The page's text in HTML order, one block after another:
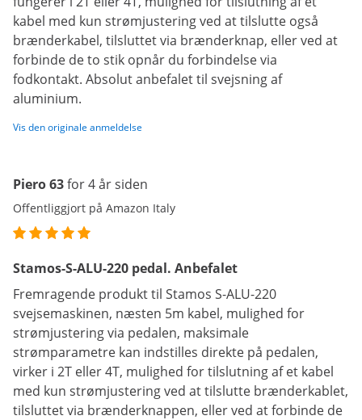
kabel med kun strømjustering ved at tilslutte også
brænderkabel, tilsluttet via brænderknap, eller ved at
forbinde de to stik opnår du forbindelse via
fodkontakt. Absolut anbefalet til svejsning af
aluminium.
Vis den originale anmeldelse
Piero 63for 4 år siden
Offentliggjort på Amazon Italy
Stamos-S-ALU-220 pedal. Anbefalet
Fremragende produkt til Stamos S-ALU-220
svejsemaskinen, næsten 5m kabel, mulighed for
strømjustering via pedalen, maksimale
strømparametre kan indstilles direkte på pedalen,
virker i 2T eller 4T, mulighed for tilslutning af et kabel
med kun strømjustering ved at tilslutte brænderkablet,
tilsluttet via brænderknappen, eller ved at forbinde de